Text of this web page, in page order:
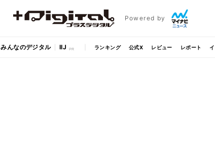
Powered by
みんなのデジタル IIJ ランキング 公式X レビュー レポート